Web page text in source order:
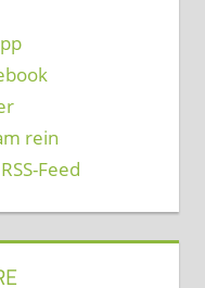
rein
Feed